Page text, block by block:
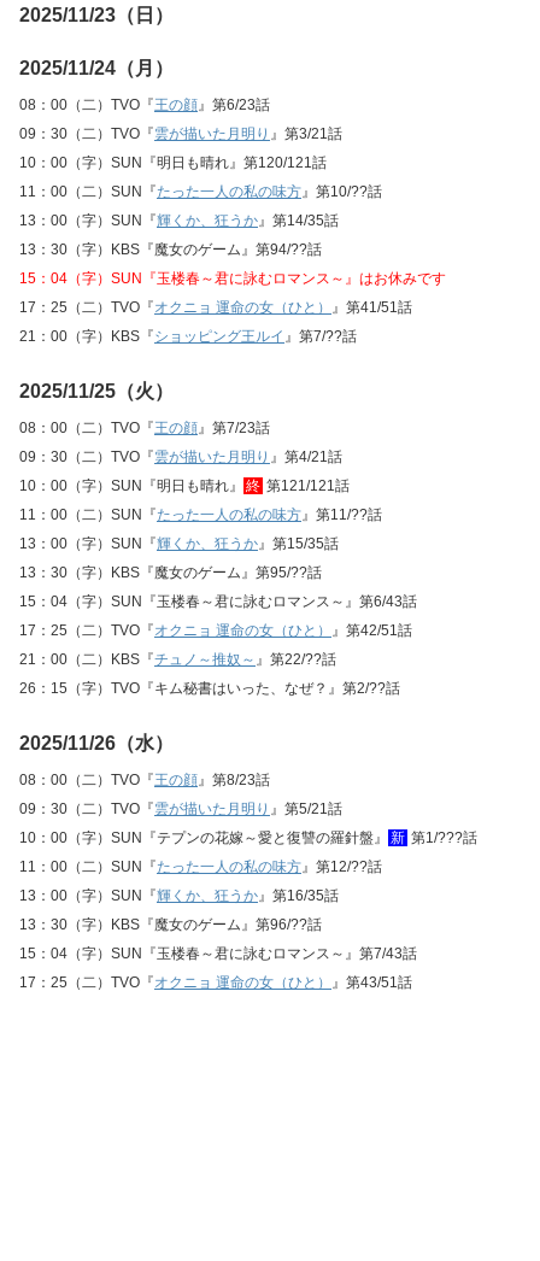
2025/11/23（日）
2025/11/24（月）
08：00（二）TVO『王の顔』第6/23話
09：30（二）TVO『雲が描いた月明り 』第3/21話
10：00（字）SUN『明日も晴れ』第120/121話
11：00（二）SUN『たった一人の私の味方』第10/??話
13：00（字）SUN『輝くか、狂うか』第14/35話
13：30（字）KBS『魔女のゲーム』第94/??話
15：04（字）SUN『玉楼春～君に詠むロマンス～』はお休みです
17：25（二）TVO『オクニョ 運命の女（ひと） 』第41/51話
21：00（字）KBS『ショッピング王ルイ 』第7/??話
2025/11/25（火）
08：00（二）TVO『王の顔』第7/23話
09：30（二）TVO『雲が描いた月明り 』第4/21話
10：00（字）SUN『明日も晴れ』
終 第121/121話
11：00（二）SUN『たった一人の私の味方』第11/??話
13：00（字）SUN『輝くか、狂うか』第15/35話
13：30（字）KBS『魔女のゲーム』第95/??話
15：04（字）SUN『玉楼春～君に詠むロマンス～』第6/43話
17：25（二）TVO『オクニョ 運命の女（ひと） 』第42/51話
21：00（二）KBS『チュノ～推奴～ 』第22/??話
26：15（字）TVO『キム秘書はいった、なぜ？』第2/??話
2025/11/26（水）
08：00（二）TVO『王の顔』第8/23話
09：30（二）TVO『雲が描いた月明り 』第5/21話
10：00（字）SUN『テプンの花嫁～愛と復讐の羅針盤』
新 第1/???話
11：00（二）SUN『たった一人の私の味方』第12/??話
13：00（字）SUN『輝くか、狂うか』第16/35話
13：30（字）KBS『魔女のゲーム』第96/??話
15：04（字）SUN『玉楼春～君に詠むロマンス～』第7/43話
17：25（二）TVO『オクニョ 運命の女（ひと） 』第43/51話